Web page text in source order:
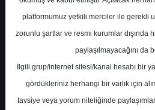
platformumuz yetkili merciler ile gerekli
zorunlu şartlar ve resmi kurumlar dışında
paylaşılmayacağını da
İlgili grup/internet sitesi/kanal hesabı bir
gördükleriniz herhangi bir varlık için
tavsiye veya yorum niteliğinde paylaşımlar